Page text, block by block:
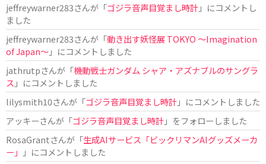
jeffreywarner283さんが「ゴジラ音声目覚まし時計」にコメントし
ました
jeffreywarner283さんが「動き出す妖怪展 TOKYO 〜Imagination
of Japan〜」にコメントしました
jathrutpさんが「機動戦士ガンダム シャア・アズナブルのサングラ
ス 」にコメントしました
lilysmith10さんが「ゴジラ音声目覚まし時計」にコメントしました
アッキーさんが「ゴジラ音声目覚まし時計」をフォローしました
RosaGrantさんが「生成AIサービス「ビックリマンAIグッズメーカ
ー」
」にコメントしました